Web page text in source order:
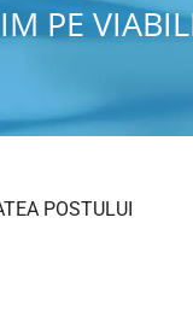
PE
POSTULUI